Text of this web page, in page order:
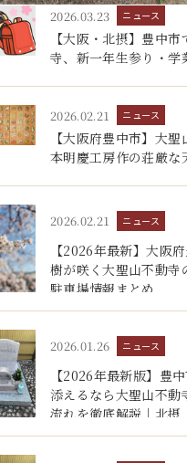
2026.03.23 ニュース
【大阪・北摂】豊中
寺、新一年生参り・学
2026.02.21 ニュース
【大阪府豊中市】大
本明慶工房作の荘厳な
2026.02.21 ニュース
【2026年最新】大阪
樹が咲く大聖山不動寺
駐車場情報まとめ
2026.01.26 ニュース
【2026年最新版】豊
添えるなら大聖山不動
流れを徹底解説｜北摂
らも安心のお寺ガイド